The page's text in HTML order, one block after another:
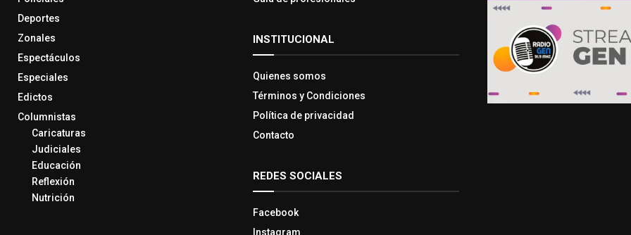
Deportes
Zonales
Espectáculos
Especiales
Edictos
Columnistas
Caricaturas
Judiciales
Educación
Reflexión
Nutrición
INSTITUCIONAL
Quienes somos
Términos y Condiciones
Política de privacidad
Contacto
REDES SOCIALES
Facebook
Instagram